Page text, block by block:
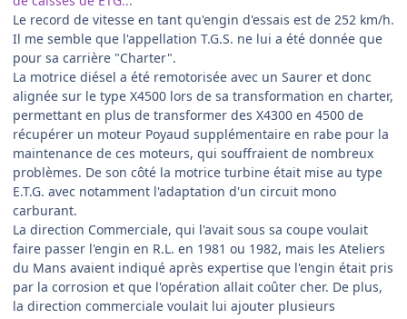
Le record de vitesse en tant qu'engin d'essais est de 252 km/h.
Il me semble que l'appellation T.G.S. ne lui a été donnée que
pour sa carrière "Charter".
La motrice diésel a été remotorisée avec un Saurer et donc
alignée sur le type X4500 lors de sa transformation en charter,
permettant en plus de transformer des X4300 en 4500 de
récupérer un moteur Poyaud supplémentaire en rabe pour la
maintenance de ces moteurs, qui souffraient de nombreux
problèmes. De son côté la motrice turbine était mise au type
E.T.G. avec notamment l'adaptation d'un circuit mono
carburant.
La direction Commerciale, qui l'avait sous sa coupe voulait
faire passer l'engin en R.L. en 1981 ou 1982, mais les Ateliers
du Mans avaient indiqué après expertise que l'engin était pris
par la corrosion et que l'opération allait coûter cher. De plus,
la direction commerciale voulait lui ajouter plusieurs